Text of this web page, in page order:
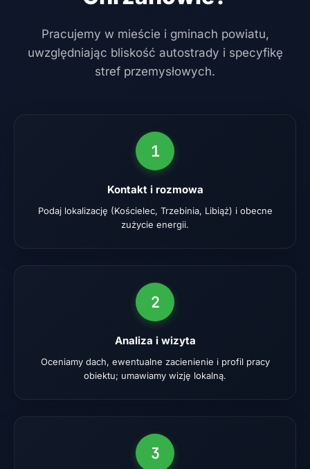
Pracujemy w mieście i gminach powiatu,
uwzględniając bliskość autostrady i specyfikę
stref przemysłowych.
1
Kontakt i rozmowa
Podaj lokalizację (Kościelec, Trzebinia, Libiąż) i obecne
zużycie energii.
2
Analiza i wizyta
Oceniamy dach, ewentualne zacienienie i profil pracy
obiektu; umawiamy wizję lokalną.
3